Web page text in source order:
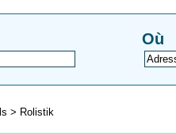
Où
> Rolistik